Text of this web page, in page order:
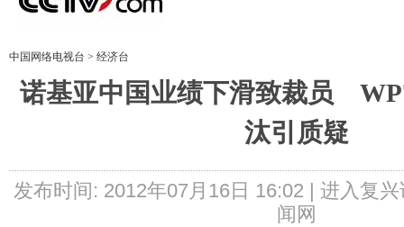
中国网络电视台 > 经济台
诺基亚中国业绩下滑致裁员
汰引质疑
发布时间: 2012年07月16日 16:02 | 进入复兴
闻网